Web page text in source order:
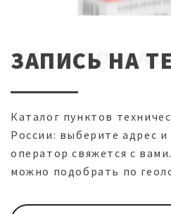
ЗАПИСЬ НА
ДЛЯ
Каталог пунктов
России: выберите адрес
оператор свяжется с
можно подобрать по